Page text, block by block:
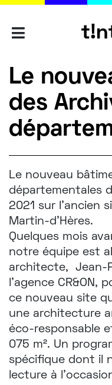
AGENCES
SAVOIR-
FAIRE
PORTFOLIO
L'ÉQUIPE
CONTACT
t!ntamarre
Le
des
Le nouveau
départementales
2021 sur l'ancien
Martin-d'Hères.
Quelques mois
notre équipe est
architecte, Jean-
l'agence CR&ON,
ce nouveau site
une architecture
éco-responsable
075 m². Un
spécifique dont il
lecture à